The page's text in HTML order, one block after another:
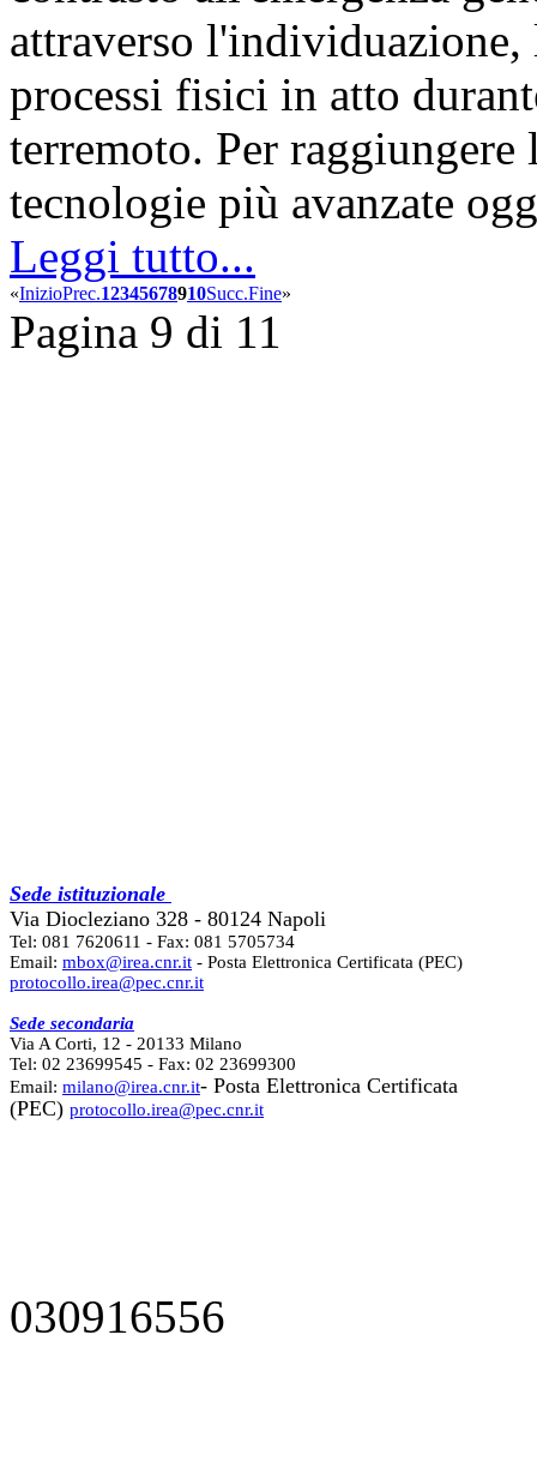
attraverso
processi fisici in atto
terremoto. Per
tecnologie più avanzate
Leggi tutto...
«InizioPrec.12345678910Succ.Fine»
Pagina 9 di 11
Sede istituzionale
Via Diocleziano 328 - 80124 Napoli
Tel: 081 7620611 - Fax: 081 5705734
Email: mbox@irea.cnr.it - Posta Elettronica Certificata (PEC)
protocollo.irea@pec.cnr.it
Sede secondaria
Via A Corti, 12 - 20133 Milano
Tel: 02 23699545 - Fax: 02 23699300
Email: milano@irea.cnr.it- Posta Elettronica Certificata
(PEC) protocollo.irea@pec.cnr.it
030916556